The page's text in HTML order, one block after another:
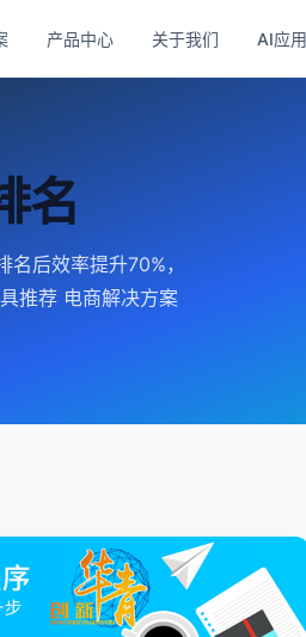
产品中心 关于我们 AI应用
名
后效率提升70%，
推荐 电商解决方案